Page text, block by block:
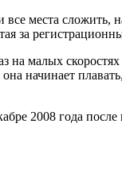
места
за
малых
начинает
2008 года